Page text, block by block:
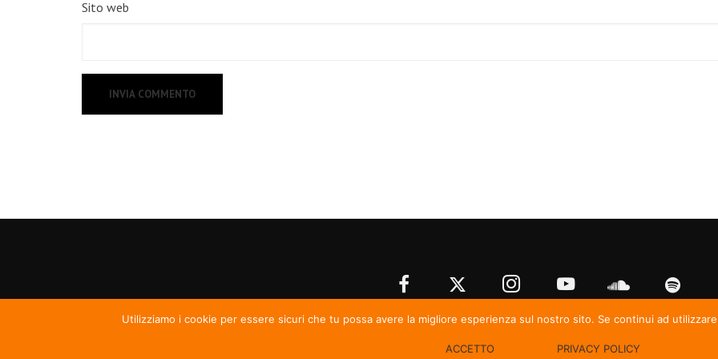
Sito web
© Irma Records
Utilizziamo i cookie per essere sicuri che tu possa avere la migliore esperienza sul nostro sito. Se continui ad
ACCETTO PRIVACY POLICY